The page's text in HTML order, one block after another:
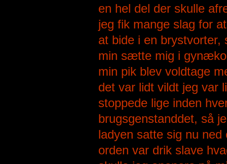
en hel del der skulle
jeg fik mange slag for
at bide i en brystvorter,
min sætte mig i
min pik blev voldtage
det var lidt vildt jeg var
stoppede lige inden
brugsgenstanddet, så
ladyen satte sig nu
orden var drik slave